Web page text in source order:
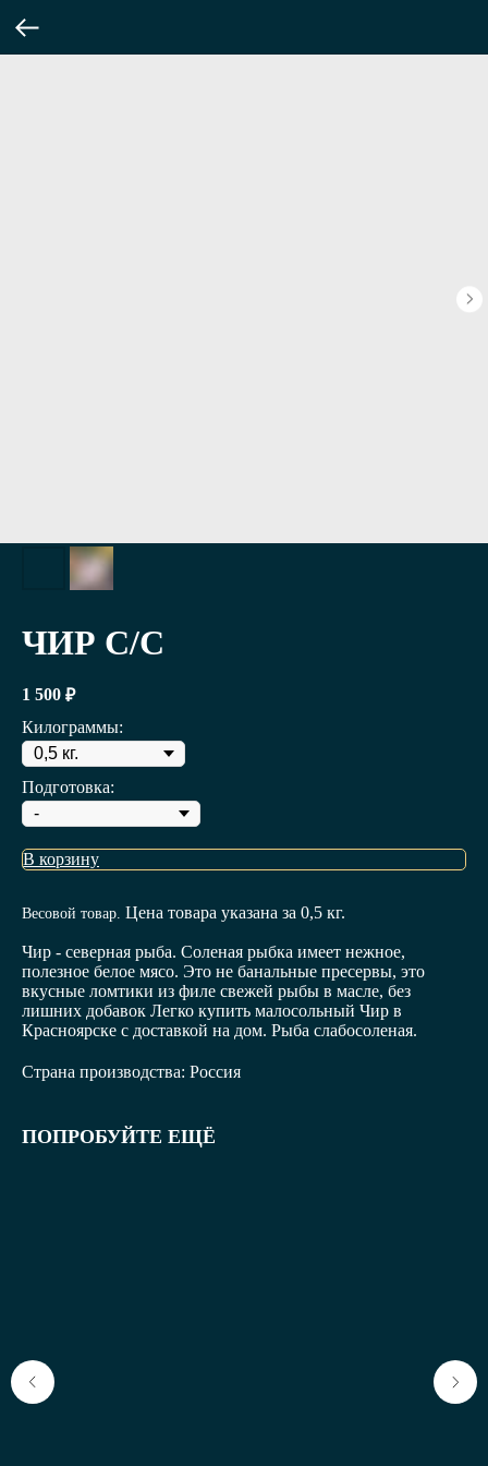
ЧИР С/С
1 500 ₽
Килограммы:
Подготовка:
В корзину
Весовой товар. Цена товара указана за 0,5 кг.
Чир - северная рыба. Соленая рыбка имеет нежное,
полезное белое мясо. Это не банальные пресервы, это
вкусные ломтики из филе свежей рыбы в масле, без
лишних добавок Легко купить малосольный Чир в
Красноярске с доставкой на дом. Рыба слабосоленая.
Страна производства: Россия
ПОПРОБУЙТЕ ЕЩЁ